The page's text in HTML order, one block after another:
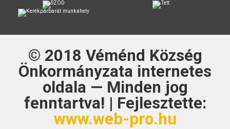
© 2018 Véménd Község
Önkormányzata internetes
oldala — Minden jog
fenntartva! | Fejlesztette:
www.web-pro.hu